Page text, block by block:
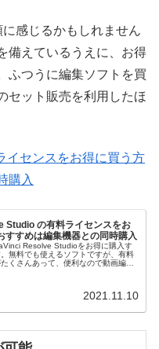
感じるかもしれません
備えているうえに、お得
ふつうに編集ソフトを買
セット販売を利用したほ
イセンスをお得に買う方
購入
Studio の有料ライセンスをお
すすめは編集機器との同時購入
Resolve Studioをお得に購入す
無料でも使えるソフトですが、有料
くさんあって、便利なので動画編集
2021.11.10